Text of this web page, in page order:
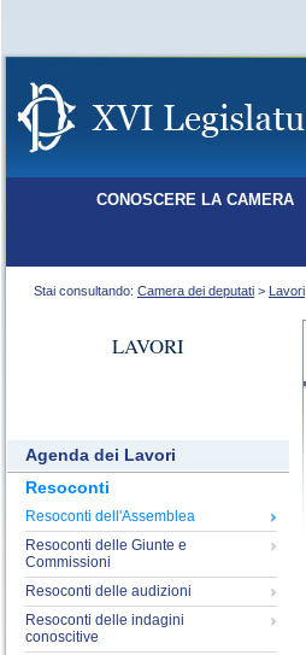
CONOSCERE LA CAMERA
Stai consultando: Camera dei deputati > Lavori
LAVORI
Agenda dei Lavori
Resoconti
Resoconti dell'Assemblea
Resoconti delle Giunte e
Commissioni
Resoconti delle audizioni
Resoconti delle indagini
conoscitive